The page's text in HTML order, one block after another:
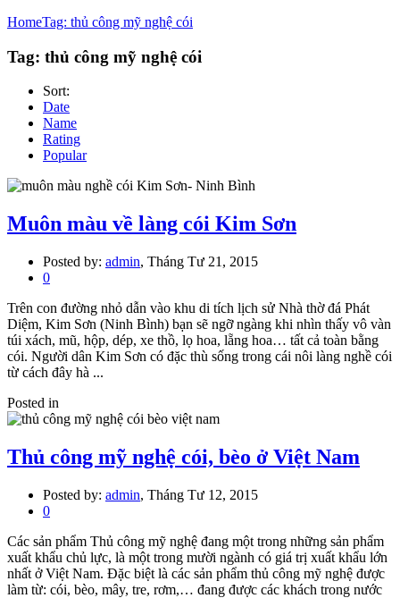
HomeTag: thủ công mỹ nghệ cói
Tag: thủ công mỹ nghệ cói
Sort:
Date
Name
Rating
Popular
Muôn màu về làng cói Kim Sơn
Posted by: admin, Tháng Tư 21, 2015
0
Trên con đường nhỏ dẫn vào khu di tích lịch sử Nhà thờ đá Phát
Diệm, Kim Sơn (Ninh Bình) bạn sẽ ngỡ ngàng khi nhìn thấy vô vàn
túi xách, mũ, hộp, dép, xe thồ, lọ hoa, lẵng hoa… tất cả toàn bằng
cói. Người dân Kim Sơn có đặc thù sống trong cái nôi làng nghề cói
từ cách đây hà ...
Posted in
Thủ công mỹ nghệ cói, bèo ở Việt Nam
Posted by: admin, Tháng Tư 12, 2015
0
Các sản phẩm Thủ công mỹ nghệ đang một trong những sản phẩm
xuất khẩu chủ lực, là một trong mười ngành có giá trị xuất khẩu lớn
nhất ở Việt Nam. Đặc biệt là các sản phẩm thủ công mỹ nghệ được
làm từ: cói, bèo, mây, tre, rơm,… đang được các khách trong nước